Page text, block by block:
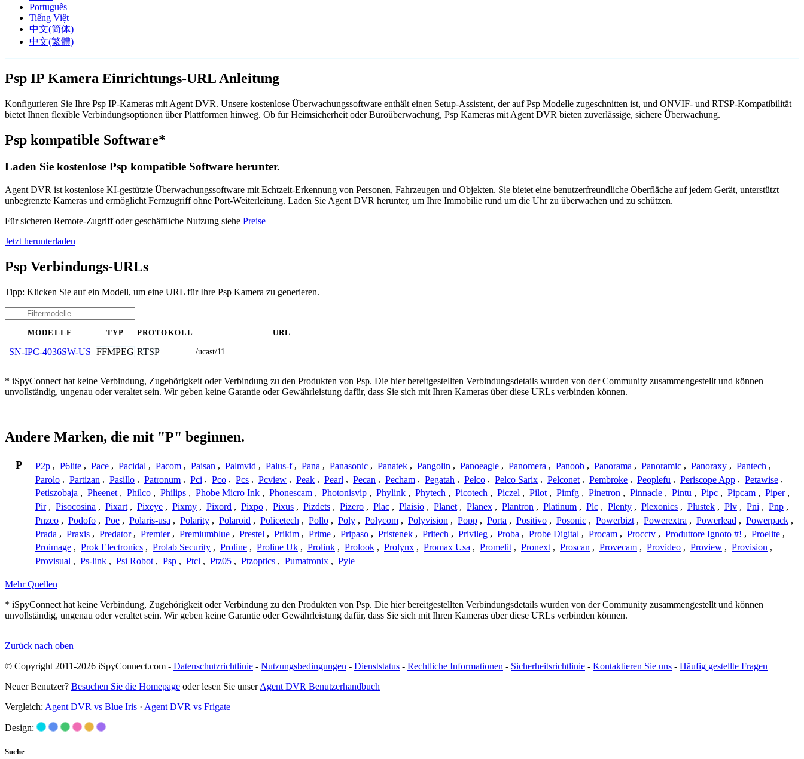
Português
Tiếng Việt
中文(简体)
中文(繁體)
Psp IP Kamera Einrichtungs-URL Anleitung
Konfigurieren Sie Ihre Psp IP-Kameras mit Agent DVR. Unsere kostenlose Überwachungssoftware enthält einen Setup-Assistent, der auf Psp Modelle zugeschnitten ist, und ONVIF- und RTSP-Kompatibilität
bietet Ihnen flexible Verbindungsoptionen über Plattformen hinweg. Ob für Heimsicherheit oder Büroüberwachung, Psp Kameras mit Agent DVR bieten zuverlässige, sichere Überwachung.
Psp kompatible Software*
Laden Sie kostenlose Psp kompatible Software herunter.
Agent DVR ist kostenlose KI-gestützte Überwachungssoftware mit Echtzeit-Erkennung von Personen, Fahrzeugen und Objekten. Sie bietet eine benutzerfreundliche Oberfläche auf jedem Gerät, unterstützt
unbegrenzte Kameras und ermöglicht Fernzugriff ohne Port-Weiterleitung. Laden Sie Agent DVR herunter, um Ihre Immobilie rund um die Uhr zu überwachen und zu schützen.
Für sicheren Remote-Zugriff oder geschäftliche Nutzung siehe Preise
Jetzt herunterladen
Psp Verbindungs-URLs
Tipp: Klicken Sie auf ein Modell, um eine URL für Ihre Psp Kamera zu generieren.
MODELLE TYP PROTOKOLL URL
SN-IPC-4036SW-US FFMPEG RTSP /ucast/11
* iSpyConnect hat keine Verbindung, Zugehörigkeit oder Verbindung zu den Produkten von Psp. Die hier bereitgestellten Verbindungsdetails wurden von der Community zusammengestellt und können
unvollständig, ungenau oder veraltet sein. Wir geben keine Garantie oder Gewährleistung dafür, dass Sie sich mit Ihren Kameras über diese URLs verbinden können.
Andere Marken, die mit "P" beginnen.
P P2p , P6lite , Pace , Pacidal , Pacom , Paisan , Palmvid , Palus-f , Pana , Panasonic , Panatek , Pangolin , Panoeagle , Panomera , Panoob , Panorama , Panoramic , Panoraxy , Pantech ,
Parolo , Partizan , Pasillo , Patronum , Pci , Pco , Pcs , Pcview , Peak , Pearl , Pecan , Pecham , Pegatah , Pelco , Pelco Sarix , Pelconet , Pembroke , Peoplefu , Periscope App , Petawise ,
Petiszobaja , Pheenet , Philco , Philips , Phobe Micro Ink , Phonescam , Photonisvip , Phylink , Phytech , Picotech , Piczel , Pilot , Pimfg , Pinetron , Pinnacle , Pintu , Pipc , Pipcam , Piper ,
Pir , Pisocosina , Pixart , Pixeye , Pixmy , Pixord , Pixpo , Pixus , Pizdets , Pizero , Plac , Plaisio , Planet , Planex , Plantron , Platinum , Plc , Plenty , Plexonics , Plustek , Plv , Pni , Pnp ,
Pnzeo , Podofo , Poe , Polaris-usa , Polarity , Polaroid , Policetech , Pollo , Poly , Polycom , Polyvision , Popp , Porta , Positivo , Posonic , Powerbizt , Powerextra , Powerlead , Powerpack ,
Prada , Praxis , Predator , Premier , Premiumblue , Prestel , Prikim , Prime , Pripaso , Pristenek , Pritech , Privileg , Proba , Probe Digital , Procam , Procctv , Produttore Ignoto #! , Proelite ,
Proimage , Prok Electronics , Prolab Security , Proline , Proline Uk , Prolink , Prolook , Prolynx , Promax Usa , Promelit , Pronext , Proscan , Provecam , Provideo , Proview , Provision ,
Provisual , Ps-link , Psi Robot , Psp , Ptcl , Ptz05 , Ptzoptics , Pumatronix , Pyle
Mehr Quellen
* iSpyConnect hat keine Verbindung, Zugehörigkeit oder Verbindung zu den Produkten von Psp. Die hier bereitgestellten Verbindungsdetails wurden von der Community zusammengestellt und können
unvollständig, ungenau oder veraltet sein. Wir geben keine Garantie oder Gewährleistung dafür, dass Sie sich mit Ihren Kameras über diese URLs verbinden können.
Zurück nach oben
© Copyright 2011-2026 iSpyConnect.com - Datenschutzrichtlinie - Nutzungsbedingungen - Dienststatus - Rechtliche Informationen - Sicherheitsrichtlinie - Kontaktieren Sie uns - Häufig gestellte Fragen
Neuer Benutzer? Besuchen Sie die Homepage oder lesen Sie unserAgent DVR Benutzerhandbuch
Vergleich: Agent DVR vs Blue Iris · Agent DVR vs Frigate
Design:
Suche